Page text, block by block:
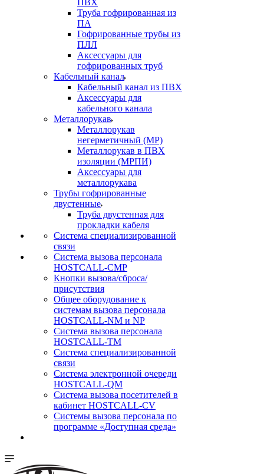
ПВХ
Труба гофрированная из
ПА
Гофрированные трубы из
ПЛЛ
Аксессуары для
гофрированных труб
Кабельный канал
Кабельный канал из ПВХ
Аксессуары для
кабельного канала
Металлорукав
Металлорукав
негерметичный (МР)
Металлорукав в ПВХ
изоляции (МРПИ)
Аксессуары для
металлорукава
Трубы гофрированные
двустенные
Труба двустенная для
прокладки кабеля
Система специализированной
связи
Cистема вызова персонала
HOSTCALL-CMP
Кнопки вызова/сброса/
присутствия
Общее оборудование к
системам вызова персонала
HOSTCALL-NM и NP
Система вызова персонала
HOSTCALL-TM
Система специализированной
связи
Система электронной очереди
HOSTCALL-QM
Cистема вызова посетителей в
кабинет HOSTCALL-CV
Системы вызова персонала по
программе «Доступная среда»